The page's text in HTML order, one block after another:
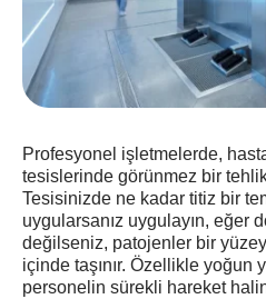
Profesyonel işletmelerde,
tesislerinde görünmez bir
Tesisinizde ne kadar titiz bir
uygularsanız uygulayın, eğer
değilseniz, patojenler bir
içinde taşınır. Özellikle yoğun
personelin sürekli hareket